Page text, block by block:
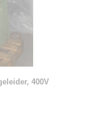
400V